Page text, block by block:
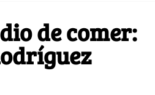
de comer: